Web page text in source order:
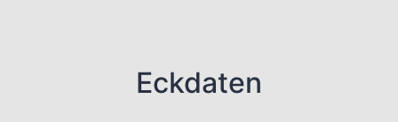
Eckdaten